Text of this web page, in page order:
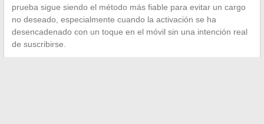
prueba sigue siendo el método más fiable para evitar un cargo
no deseado, especialmente cuando la activación se ha
desencadenado con un toque en el móvil sin una intención real
de suscribirse.